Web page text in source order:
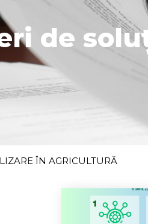
de
ÎN AGRICULTURĂ